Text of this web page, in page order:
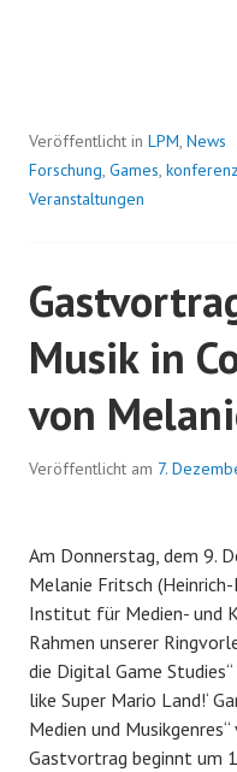
Veröffentlicht in LPM, News
Forschung, Games, konferenz
Veranstaltungen
Musik in
von
Veröffentlicht am 7.
Am Donnerstag, dem 9.
Melanie Fritsch
Institut für Medien- und
Rahmen unserer
die Digital Game
like Super Mario Land!‘
Medien und
Gastvortrag beginnt um